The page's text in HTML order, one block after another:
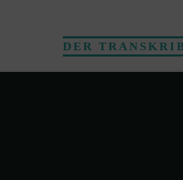
DER